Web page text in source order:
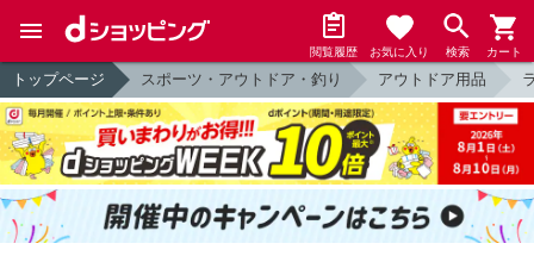
閲覧履歴 お気に入り 検索 カート
トップページ スポーツ・アウトドア・釣り アウトドア用品